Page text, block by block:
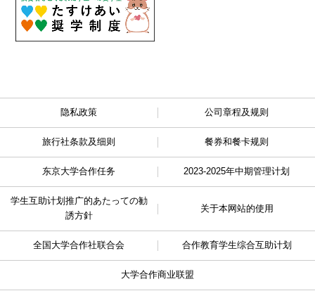
隐私政策 公司章程及规则
旅行社条款及细则 餐券和餐卡规则
东京大学合作任务 2023-2025年中期管理计划
学生互助计划推广的あたっての勧
誘方針
关于本网站的使用
全国大学合作社联合会 合作教育学生综合互助计划
大学合作商业联盟